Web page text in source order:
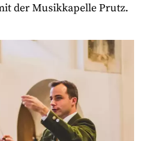
der Musikkapelle Prutz.